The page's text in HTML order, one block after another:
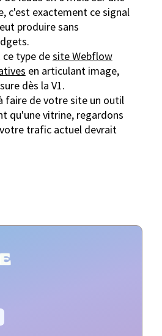
c'est exactement ce signal
produire sans
type desite Webflow
en articulant image,
dès la V1.
faire de votre site un outil
qu'une vitrine, regardons
trafic actuel devrait